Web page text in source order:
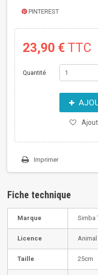
PINTEREST
23,90 € TTC
Quantité
Imprimer
Fiche technique
Marque Simba
Licence
Taille 25cm